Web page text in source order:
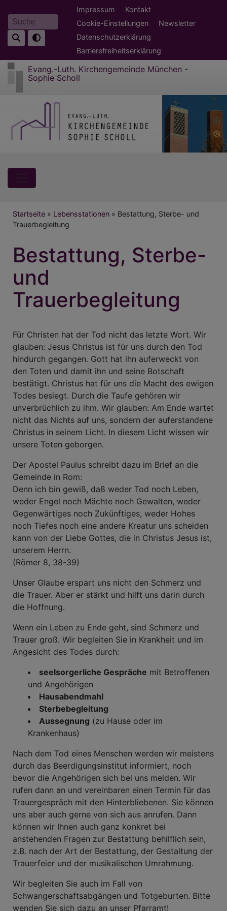
zum
Inhalt
Suche
Fußbereichsmenü
Impressum
Kontakt
Cookie-Einstellungen
Newsletter
Datenschutzerklärung
Barrierefreiheitserklärung
Evang.-Luth. Kirchengemeinde München -
Sophie Scholl
Breadcrumb
Startseite Lebensstationen
Bestattung, Sterbe- und
Trauerbegleitung
Bestattung, Sterbe-
und
Trauerbegleitung
Für Christen hat der Tod nicht das letzte Wort. Wir
glauben: Jesus Christus ist für uns durch den Tod
hindurch gegangen. Gott hat ihn auferweckt von
den Toten und damit ihn und seine Botschaft
bestätigt. Christus hat für uns die Macht des ewigen
Todes besiegt. Durch die Taufe gehören wir
unverbrüchlich zu ihm. Wir glauben: Am Ende wartet
nicht das Nichts auf uns, sondern der auferstandene
Christus in seinem Licht. In diesem Licht wissen wir
unsere Toten geborgen.
Der Apostel Paulus schreibt dazu im Brief an die
Gemeinde in Rom:
Denn ich bin gewiß, daß weder Tod noch Leben,
weder Engel noch Mächte noch Gewalten, weder
Gegenwärtiges noch Zukünftiges, weder Hohes
noch Tiefes noch eine andere Kreatur uns scheiden
kann von der Liebe Gottes, die in Christus Jesus ist,
unserem Herrn.
(Römer 8, 38-39)
Unser Glaube erspart uns nicht den Schmerz und
die Trauer. Aber er stärkt und hilft uns darin durch
die Hoffnung.
Wenn ein Leben zu Ende geht, sind Schmerz und
Trauer groß. Wir begleiten Sie in Krankheit und im
Angesicht des Todes durch:
seelsorgerliche Gespräche mit Betroffenen
und Angehörigen
Hausabendmahl
Sterbebegleitung
Aussegnung (zu Hause oder im
Krankenhaus)
Nach dem Tod eines Menschen werden wir meistens
durch das Beerdigungsinstitut informiert, noch
bevor die Angehörigen sich bei uns melden. Wir
rufen dann an und vereinbaren einen Termin für das
Trauergespräch mit den Hinterbliebenen. Sie können
uns aber auch gerne von sich aus anrufen. Dann
können wir Ihnen auch ganz konkret bei
anstehenden Fragen zur Bestattung behilflich sein,
z.B. nach der Art der Bestattung, der Gestaltung der
Trauerfeier und der musikalischen Umrahmung.
Wir begleiten Sie auch im Fall von
Schwangerschaftsabgängen und Totgeburten. Bitte
wenden Sie sich dazu an unser Pfarramt!